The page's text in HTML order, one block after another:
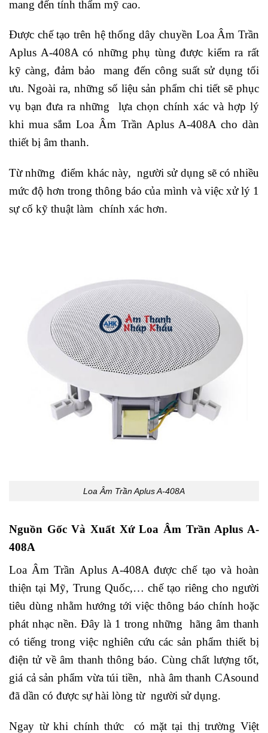
mang đến tính thẩm mỹ cao.
Được chế tạo trên hệ thống dây chuyền Loa Âm Trần
Aplus A-408A có những phụ tùng được kiểm ra rất
kỹ càng, đảm bảo mang đến công suất sử dụng tối
ưu. Ngoài ra, những số liệu sản phẩm chi tiết sẽ phục
vụ bạn đưa ra những lựa chọn chính xác và hợp lý
khi mua sắm Loa Âm Trần Aplus A-408A cho dàn
thiết bị âm thanh.
Từ những điểm khác này, người sử dụng sẽ có nhiều
mức độ hơn trong thông báo của mình và việc xử lý 1
sự cố kỹ thuật làm chính xác hơn.
Loa Âm Trần Aplus A-408A
Nguồn Gốc Và Xuất Xứ Loa Âm Trần Aplus A-
408A
Loa Âm Trần Aplus A-408A được chế tạo và hoàn
thiện tại Mỹ, Trung Quốc,… chế tạo riêng cho người
tiêu dùng nhằm hướng tới việc thông báo chính hoặc
phát nhạc nền. Đây là 1 trong những hãng âm thanh
có tiếng trong việc nghiên cứu các sản phẩm thiết bị
điện tử về âm thanh thông báo. Cùng chất lượng tốt,
giá cả sản phẩm vừa túi tiền, nhà âm thanh CAsound
đã dần có được sự hài lòng từ người sử dụng.
Ngay từ khi chính thức có mặt tại thị trường Việt